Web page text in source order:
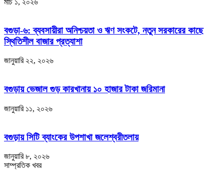
মার্চ ১, ২০২৬
বগুড়া-৬: ব্যবসায়ীরা অনিশ্চয়তা ও ঋণ সংকটে, নতুন সরকারের কাছে
স্থিতিশীল বাজার প্রত্যাশা
জানুয়ারি ২২, ২০২৬
বগুড়ায় ভেজাল গুড় কারখানায় ১০ হাজার টাকা জরিমানা
জানুয়ারি ১১, ২০২৬
বগুড়ায় সিটি ব্যাংকের উপশাখা জলেশ্বরীতলায়
জানুয়ারি ৮, ২০২৬
সাম্প্রতিক খবর